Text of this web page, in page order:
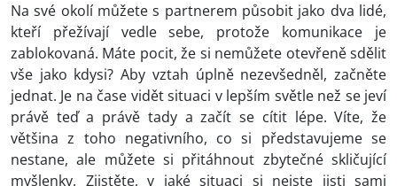
Na své okolí můžete s partnerem působit jako dva lidé,
kteří přežívají vedle sebe, protože komunikace je
zablokovaná. Máte pocit, že si nemůžete otevřeně sdělit
vše jako kdysi? Aby vztah úplně nezevšedněl, začněte
jednat. Je na čase vidět situaci v lepším světle než se jeví
právě teď a právě tady a začít se cítit lépe. Víte, že
většina z toho negativního, co si představujeme se
nestane, ale můžete si přitáhnout zbytečné skličující
myšlenky. Zjistěte, v jaké situaci si nejste jisti sami